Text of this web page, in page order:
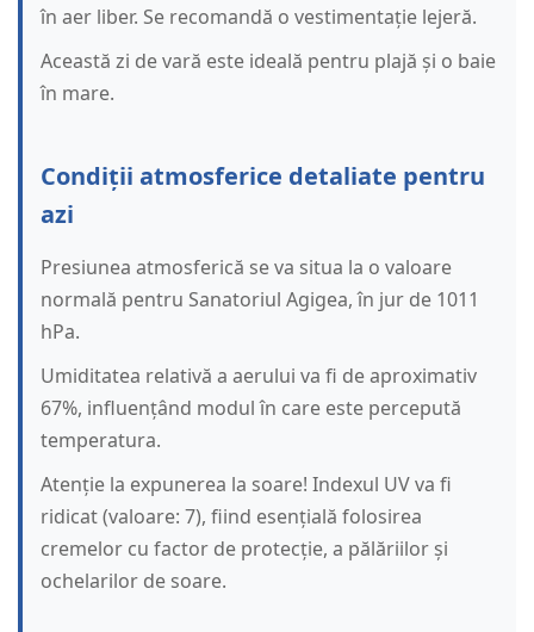
în aer liber. Se recomandă o vestimentație lejeră.
Această zi de vară este ideală pentru plajă și o baie
în mare.
Condiții atmosferice detaliate pentru
azi
Presiunea atmosferică se va situa la o valoare
normală pentru Sanatoriul Agigea, în jur de 1011
hPa.
Umiditatea relativă a aerului va fi de aproximativ
67%, influențând modul în care este percepută
temperatura.
Atenție la expunerea la soare! Indexul UV va fi
ridicat (valoare: 7), fiind esențială folosirea
cremelor cu factor de protecție, a pălăriilor și
ochelarilor de soare.